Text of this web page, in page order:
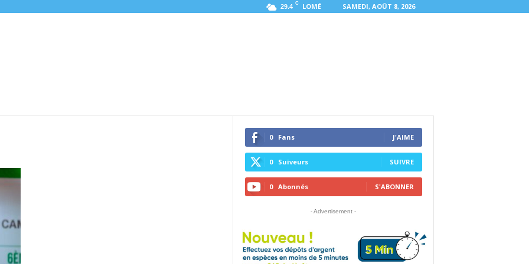
29.4 C LOMÉ SAMEDI, AOÛT 8, 2026
0 Fans J'AIME
0 Suiveurs SUIVRE
0 Abonnés S'ABONNER
- Advertisement -